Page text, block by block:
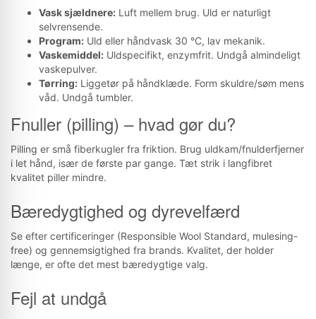
Vask sjældnere: Luft mellem brug. Uld er naturligt
selvrensende.
Program: Uld eller håndvask 30 °C, lav mekanik.
Vaskemiddel: Uldspecifikt, enzymfrit. Undgå almindeligt
vaskepulver.
Tørring: Liggetør på håndklæde. Form skuldre/søm mens
våd. Undgå tumbler.
Fnuller (pilling) – hvad gør du?
Pilling er små fiberkugler fra friktion. Brug uldkam/fnulderfjerner
i let hånd, især de første par gange. Tæt strik i langfibret
kvalitet piller mindre.
Bæredygtighed og dyrevelfærd
Se efter certificeringer (Responsible Wool Standard, mulesing-
free) og gennemsigtighed fra brands. Kvalitet, der holder
længe, er ofte det mest bæredygtige valg.
Fejl at undgå